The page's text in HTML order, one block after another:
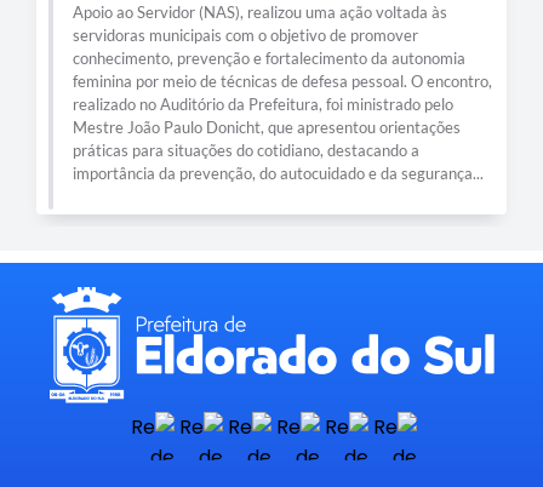
Apoio ao Servidor (NAS), realizou uma ação voltada às
servidoras municipais com o objetivo de promover
conhecimento, prevenção e fortalecimento da autonomia
feminina por meio de técnicas de defesa pessoal. O encontro,
realizado no Auditório da Prefeitura, foi ministrado pelo
Mestre João Paulo Donicht, que apresentou orientações
práticas para situações do cotidiano, destacando a
importância da prevenção, do autocuidado e da segurança...